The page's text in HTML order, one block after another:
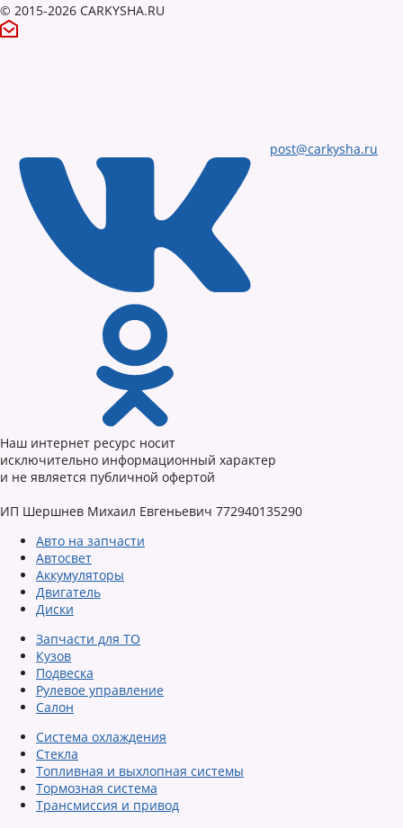
© 2015-2026 CARKYSHA.RU
post@carkysha.ru
Наш интернет ресурс носит
исключительно информационный характер
и не является публичной офертой
ИП Шершнев Михаил Евгеньевич 772940135290
Авто на запчасти
Автосвет
Аккумуляторы
Двигатель
Диски
Запчасти для ТО
Кузов
Подвеска
Рулевое управление
Салон
Система охлаждения
Стекла
Топливная и выхлопная системы
Тормозная система
Трансмиссия и привод